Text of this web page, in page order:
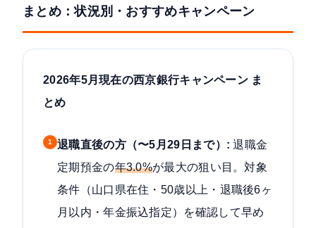
まとめ：状況別・おすすめキャンペーン
2026年5月現在の西京銀行キャンペーン ま
とめ
1 退職直後の方（〜5月29日まで）: 退職金
定期預金の年3.0%が最大の狙い目。対象
条件（山口県在住・50歳以上・退職後6ヶ
月以内・年金振込指定）を確認して早め